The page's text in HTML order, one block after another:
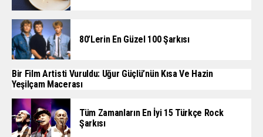
80’lerin En Güzel 100 Şarkısı
Bir Film Artisti Vuruldu: Uğur Güçlü’nün Kısa Ve Hazin
Yeşilçam Macerası
Tüm Zamanların En İyi 15 Türkçe Rock
Şarkısı